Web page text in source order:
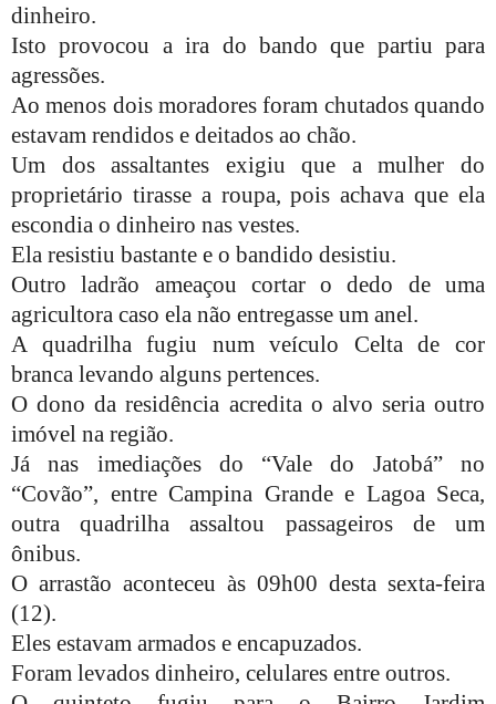
dinheiro.
Isto provocou a ira do bando que partiu para
agressões.
Ao menos dois moradores foram chutados quando
estavam rendidos e deitados ao chão.
Um dos assaltantes exigiu que a mulher do
proprietário tirasse a roupa, pois achava que ela
escondia o dinheiro nas vestes.
Ela resistiu bastante e o bandido desistiu.
Outro ladrão ameaçou cortar o dedo de uma
agricultora caso ela não entregasse um anel.
A quadrilha fugiu num veículo Celta de cor
branca levando alguns pertences.
O dono da residência acredita o alvo seria outro
imóvel na região.
Já nas imediações do “Vale do Jatobá” no
“Covão”, entre Campina Grande e Lagoa Seca,
outra quadrilha assaltou passageiros de um
ônibus.
O arrastão aconteceu às 09h00 desta sexta-feira
(12).
Eles estavam armados e encapuzados.
Foram levados dinheiro, celulares entre outros.